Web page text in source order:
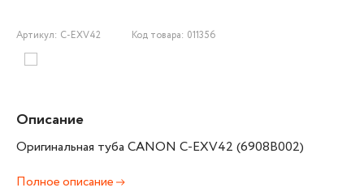
Артикул: C-EXV42 Код товара: 011356
Описание
Оригинальная туба CANON C-EXV42 (6908B002)
Полное описание